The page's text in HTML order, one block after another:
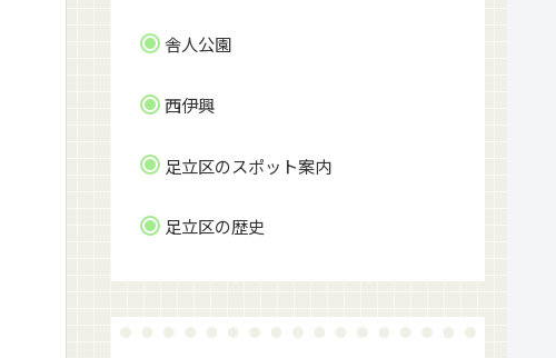
舎人公園
西伊興
足立区のスポット案内
足立区の歴史